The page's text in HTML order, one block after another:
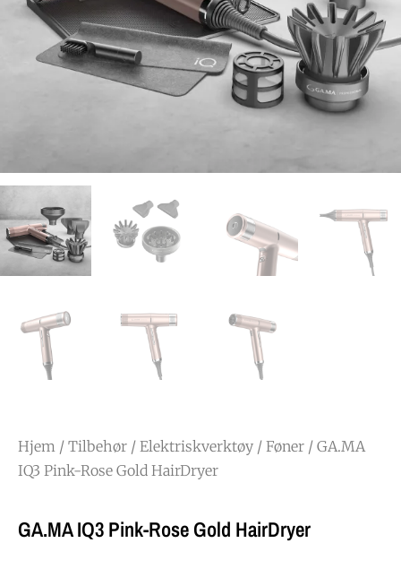
Hjem / Tilbehør / Elektriskverktøy / Føner / GA.MA
IQ3 Pink-Rose Gold HairDryer
GA.MA IQ3 Pink-Rose Gold HairDryer